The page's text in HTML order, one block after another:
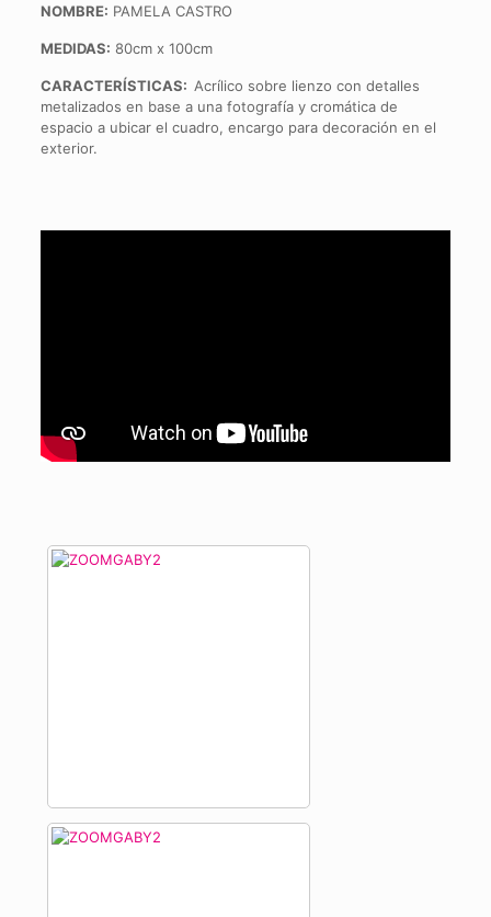
NOMBRE: PAMELA CASTRO
MEDIDAS: 80cm x 100cm
CARACTERÍSTICAS: Acrílico sobre lienzo con detalles
metalizados en base a una fotografía y cromática de
espacio a ubicar el cuadro, encargo para decoración en el
exterior.